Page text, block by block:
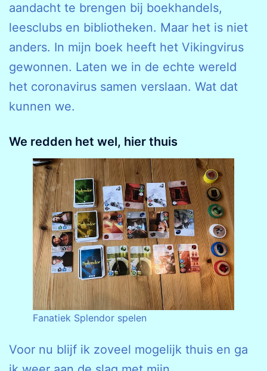
aandacht te brengen bij boekhandels,
leesclubs en bibliotheken. Maar het is niet
anders. In mijn boek heeft het Vikingvirus
gewonnen. Laten we in de echte wereld
het coronavirus samen verslaan. Wat dat
kunnen we.
We redden het wel, hier thuis
Fanatiek Splendor spelen
Voor nu blijf ik zoveel mogelijk thuis en ga